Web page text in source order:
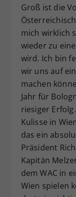
Groß ist die
mich wirklich
wieder zu
wird. Ich bin
wir uns auf
machen
Jahr für
riesiger
Kulisse in
das ein
Präsident
Kapitän
dem WAC in
Wien spielen